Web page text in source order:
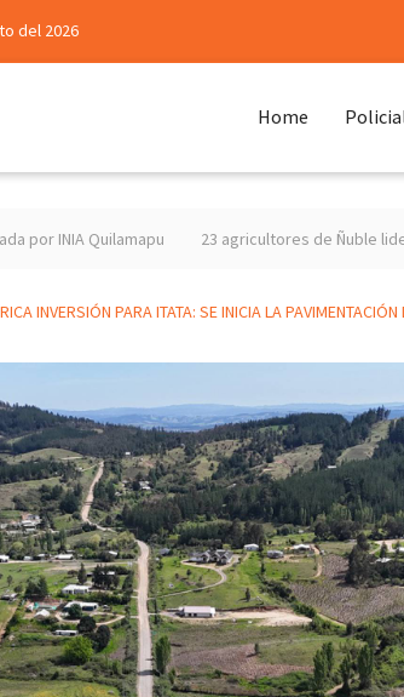
del 2026
Home
23 agricultores de Ñuble liderarán la
INVERSIÓN PARA ITATA: SE INICIA LA